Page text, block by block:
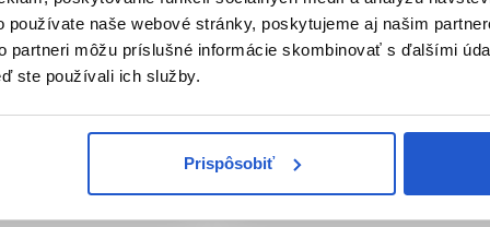
používate naše webové stránky, poskytujeme aj našim
partneri môžu príslušné informácie skombinovať s ďalšími
ste používali ich služby.
Prispôsobiť
MASKU NAMIESTO
doplnková starostlivosť. Bežný kondicionér je
na poškodené vlasy
200ml
Wella Professionals
Kúpiť